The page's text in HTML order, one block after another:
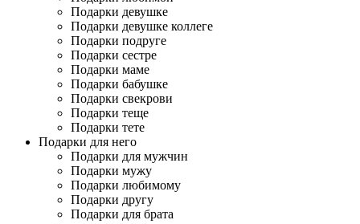
Подарки девушке
Подарки девушке коллеге
Подарки подруге
Подарки сестре
Подарки маме
Подарки бабушке
Подарки свекрови
Подарки теще
Подарки тете
Подарки для него
Подарки для мужчин
Подарки мужу
Подарки любимому
Подарки другу
Подарки для брата